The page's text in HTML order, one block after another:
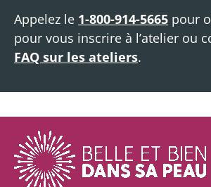
Appelez le 1-800-914-5665 pour
pour vous inscrire à l’atelier ou
FAQ sur les ateliers.